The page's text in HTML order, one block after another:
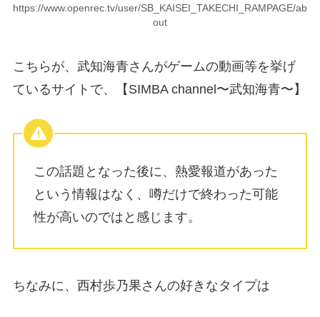
https://www.openrec.tv/user/SB_KAISEI_TAKECHI_RAMPAGE/ab
out
こちらが、武知海青さんがゲームの動画等を挙げ
ているサイトで、【SIMBA channel〜武知海青〜】
この話題となった後に、熱愛報道があった
という情報はなく、噂だけで終わった可能
性が高いのではと感じます。
ちなみに、西村歩乃果さんの好きなタイプは